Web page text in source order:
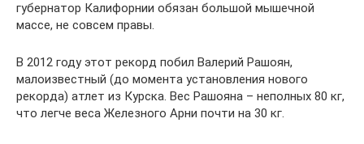
губернатор Калифорнии обязан большой мышечной
массе, не совсем правы.
В 2012 году этот рекорд побил Валерий Рашоян,
малоизвестный (до момента установления нового
рекорда) атлет из Курска. Вес Рашояна – неполных 80 кг,
что легче веса Железного Арни почти на 30 кг.